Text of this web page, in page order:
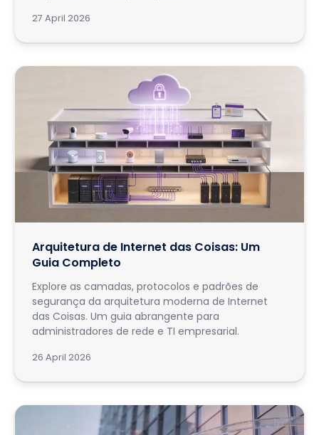
27 April 2026
Arquitetura de Internet das Coisas: Um
Guia Completo
Explore as camadas, protocolos e padrões de
segurança da arquitetura moderna de Internet
das Coisas. Um guia abrangente para
administradores de rede e TI empresarial.
26 April 2026